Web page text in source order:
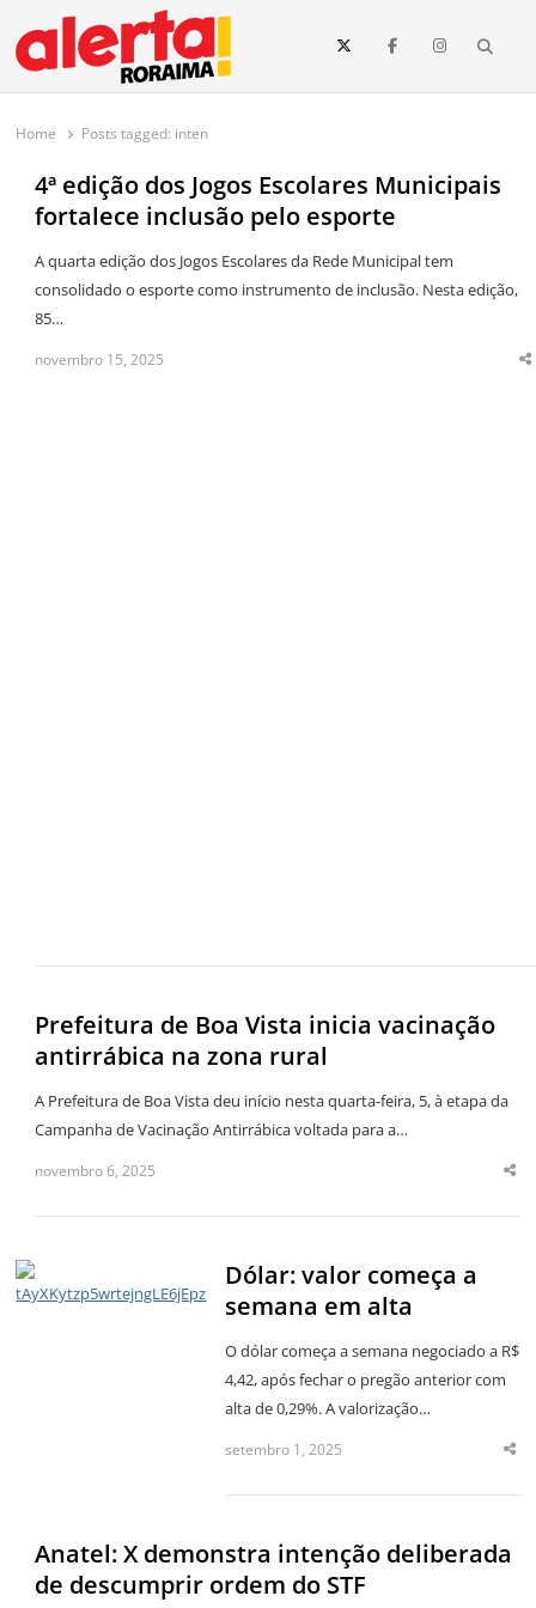
conteúdo
O maior portal de notícias de Roraima
O Alerta Roraima é seu portal de notícias completo sobre política,
e todo o estado de Roraima. Fique sempre informado com
Home Posts tagged: inten
4ª edição dos Jogos Escolares Municipais
fortalece inclusão pelo esporte
A quarta edição dos Jogos Escolares da Rede Municipal tem
consolidado o esporte como instrumento de inclusão. Nesta edição,
85…
novembro 15, 2025
Prefeitura de Boa Vista inicia vacinação
antirrábica na zona rural
A Prefeitura de Boa Vista deu início nesta quarta-feira, 5, à etapa da
Campanha de Vacinação Antirrábica voltada para a…
novembro 6, 2025
Dólar: valor começa a
semana em alta
O dólar começa a semana negociado a R$
4,42, após fechar o pregão anterior com
alta de 0,29%. A valorização…
setembro 1, 2025
Anatel: X demonstra intenção deliberada
de descumprir ordem do STF